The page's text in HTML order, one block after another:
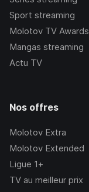
Sport streaming
Molotov TV Awards
Mangas streaming
Actu TV
Nos offres
Molotov Extra
Molotov Extended
Ligue 1+
TV au meilleur prix